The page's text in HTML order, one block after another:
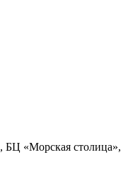
БЦ «Морская столица»,